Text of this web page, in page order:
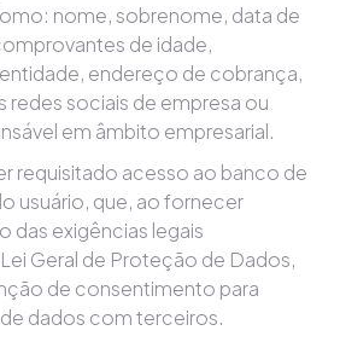
nome, sobrenome, data de
de idade,
endereço de cobrança,
redes sociais de empresa ou
em âmbito empresarial.
requisitado acesso ao banco de
usuário, que, ao fornecer
das exigências legais
Geral de Proteção de Dados,
de consentimento para
dados com terceiros.